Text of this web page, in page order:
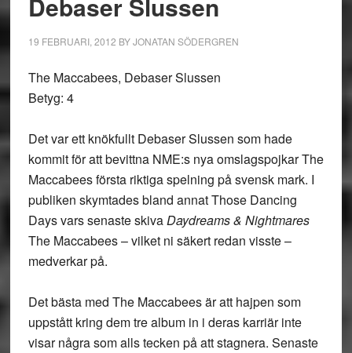
19 FEBRUARI, 2012 BYJONATAN SÖDERGREN
The Maccabees, Debaser Slussen
Betyg: 4
Det var ett knökfullt Debaser Slussen som hade
kommit för att bevittna NME:s nya omslagspojkar The
Maccabees första riktiga spelning på svensk mark. I
publiken skymtades bland annat Those Dancing
Days vars senaste skivaDaydreams & Nightmares
The Maccabees – vilket ni säkert redan visste –
medverkar på.
Det bästa med The Maccabees är att hajpen som
uppstått kring dem tre album in i deras karriär inte
visar några som alls tecken på att stagnera. Senaste